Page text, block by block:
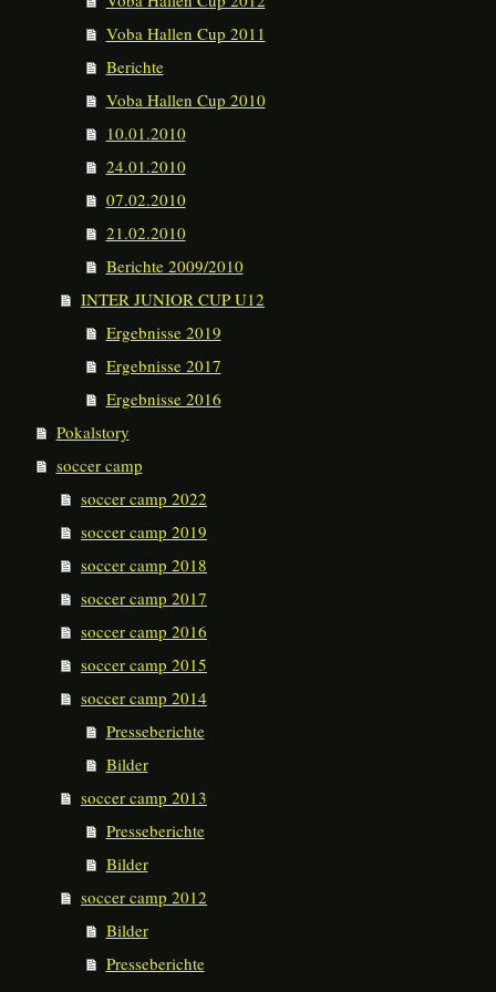
Voba Hallen Cup 2011
Berichte
Voba Hallen Cup 2010
10.01.2010
24.01.2010
07.02.2010
21.02.2010
Berichte 2009/2010
INTER JUNIOR CUP U12
Ergebnisse 2019
Ergebnisse 2017
Ergebnisse 2016
Pokalstory
soccer camp
soccer camp 2022
soccer camp 2019
soccer camp 2018
soccer camp 2017
soccer camp 2016
soccer camp 2015
soccer camp 2014
Presseberichte
Bilder
soccer camp 2013
Presseberichte
Bilder
soccer camp 2012
Bilder
Presseberichte